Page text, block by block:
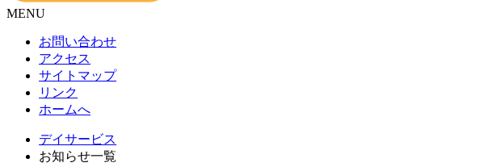
MENU
お問い合わせ
アクセス
サイトマップ
リンク
ホームへ
デイサービス
お知らせ一覧